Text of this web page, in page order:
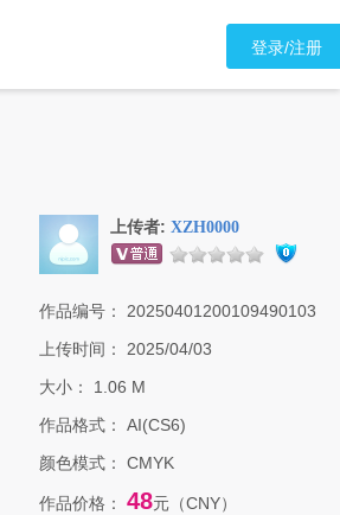
登录/注册
上传者: XZH0000
作品编号：
20250401200109490103
上传时间：
2025/04/03
大小：
1.06 M
作品格式：
AI(CS6)
颜色模式：
CMYK
作品价格： 48元（CNY）